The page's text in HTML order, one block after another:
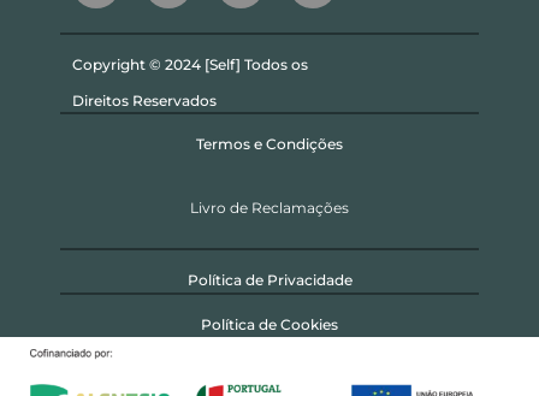
Copyright © 2024 [Self] Todos os
Direitos Reservados
Termos e Condições
Livro de Reclamações
Política de Privacidade
Política de Cookies